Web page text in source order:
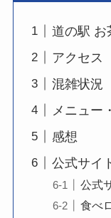
道の駅 お
アクセス
混雑状況
メニュー
感想
公式サイ
公式
食べ